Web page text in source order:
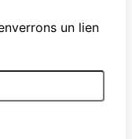
un lien